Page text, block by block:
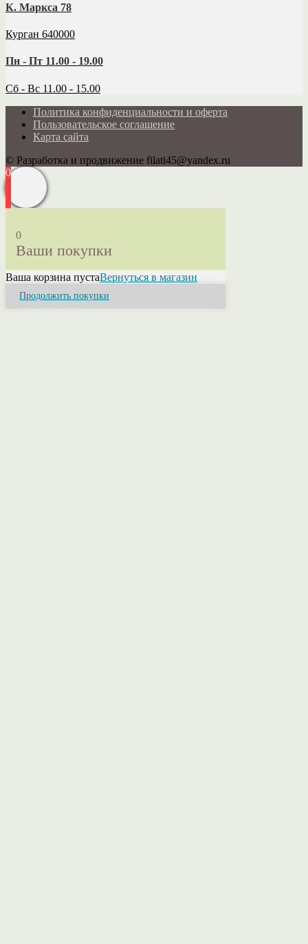
К. Маркса 78
Курган 640000
Пн - Пт 11.00 - 19.00
Сб - Вс 11.00 - 15.00
Политика конфиденциальности и оферта
Пользовательское соглашение
Карта сайта
© Разработка и продвижение filati45@yandex.ru
0
0
Ваши покупки
Ваша корзина пустаВернуться в магазин
Продолжить покупки